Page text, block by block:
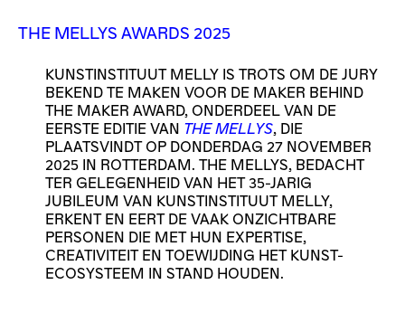
THE MELLYS AWARDS 2025
KUNSTINSTITUUT MELLY IS TROTS OM DE JURY
BEKEND TE MAKEN VOOR DE MAKER BEHIND
THE MAKER AWARD, ONDERDEEL VAN DE
EERSTE EDITIE VAN
THE MELLYS, DIE
PLAATSVINDT OP DONDERDAG 27 NOVEMBER
2025 IN ROTTERDAM. THE MELLYS, BEDACHT
TER GELEGENHEID VAN HET 35-JARIG
JUBILEUM VAN KUNSTINSTITUUT MELLY,
ERKENT EN EERT DE VAAK ONZICHTBARE
PERSONEN DIE MET HUN EXPERTISE,
CREATIVITEIT EN TOEWIJDING HET KUNST-
ECOSYSTEEM IN STAND HOUDEN.